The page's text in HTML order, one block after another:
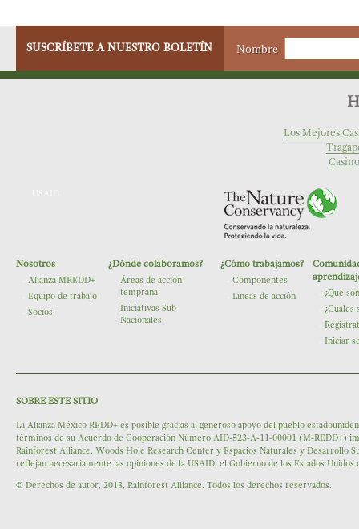
SUSCRÍBETE A NUESTRO BOLETÍN Nombre
Los Mejores
The Nature Conservancy
Nosotros
Alianza MREDD+
Equipo de trabajo
Socios
¿Dónde colaboramos?
Áreas de acción
temprana
Iniciativas Sub-
Nacionales
¿Cómo trabajamos?
Componentes
Lineas de acción
¿Qué
¿Cuáles
Iniciar
SOBRE ESTE SITIO
La Alianza México REDD+ es posible gracias al generoso apoyo del pueblo
términos de su Acuerdo de Cooperación Número AID-523-A-11-00001 (M-REDD+)
Rainforest Alliance, Woods Hole Research Center y Espacios Naturales y Desarrollo
reflejan necesariamente las opiniones de la USAID, el Gobierno de los Estados Unidos
© Derechos de autor, 2013, Rainforest Alliance. Todos los derechos reservados.